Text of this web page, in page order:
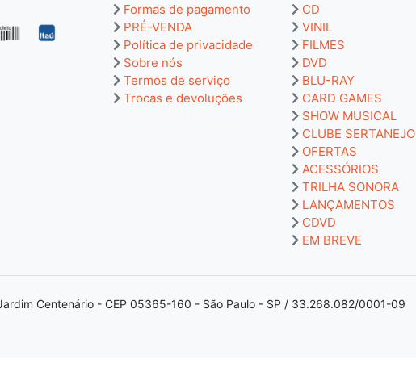
Formas de pagamento
PRÉ-VENDA
Política de privacidade
Sobre nós
Termos de serviço
Trocas e devoluções
CD
VINIL
FILMES
DVD
BLU-RAY
CARD GAMES
SHOW MUSICAL
CLUBE SERTANEJO
OFERTAS
ACESSÓRIOS
TRILHA SONORA
LANÇAMENTOS
CDVD
EM BREVE
Centenário - CEP 05365-160 - São Paulo - SP / 33.268.082/0001-09